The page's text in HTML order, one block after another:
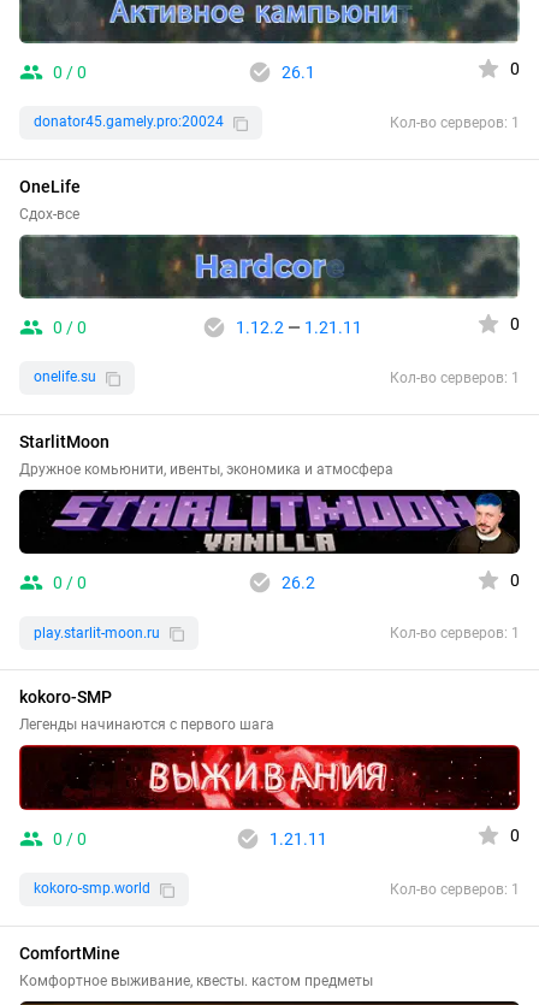
0 / 0 26.1 0
donator45.gamely.pro:20024 Кол-во серверов: 1
OneLife
Сдох-все
0 / 0 1.12.2 — 1.21.11 0
onelife.su Кол-во серверов: 1
StarlitMoon
Дружное комьюнити, ивенты, экономика и атмосфера
0 / 0 26.2 0
play.starlit-moon.ru Кол-во серверов: 1
kokoro-SMP
Легенды начинаются с первого шага
0 / 0 1.21.11 0
kokoro-smp.world Кол-во серверов: 1
ComfortMine
Комфортное выживание, квесты. кастом предметы